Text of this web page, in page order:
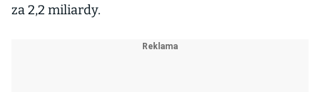
za 2,2 miliardy.